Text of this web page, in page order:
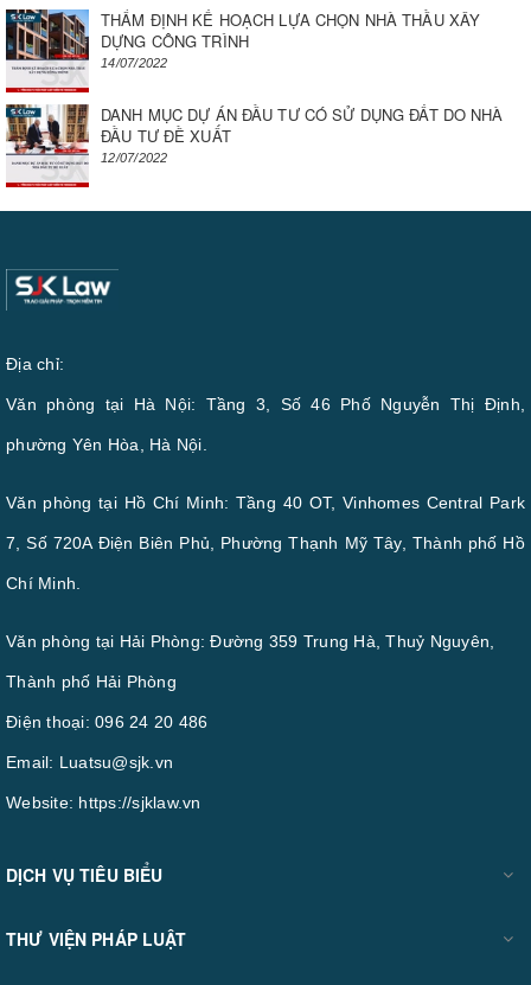
THẨM ĐỊNH KẾ HOẠCH LỰA CHỌN NHÀ THẦU XÂY
DỰNG CÔNG TRÌNH
14/07/2022
DANH MỤC DỰ ÁN ĐẦU TƯ CÓ SỬ DỤNG ĐẤT DO NHÀ
ĐẦU TƯ ĐỀ XUẤT
12/07/2022
Địa chỉ:
Văn phòng tại Hà Nội: Tầng 3, Số 46 Phố Nguyễn Thị Định,
phường Yên Hòa, Hà Nội.
Văn phòng tại Hồ Chí Minh: Tầng 40 OT, Vinhomes Central Park
7, Số 720A Điện Biên Phủ, Phường Thạnh Mỹ Tây, Thành phố Hồ
Chí Minh.
Văn phòng tại Hải Phòng: Đường 359 Trung Hà, Thuỷ Nguyên,
Thành phố Hải Phòng
Điện thoại: 096 24 20 486
Email: Luatsu@sjk.vn
Website: https://sjklaw.vn
DỊCH VỤ TIÊU BIỂU
THƯ VIỆN PHÁP LUẬT